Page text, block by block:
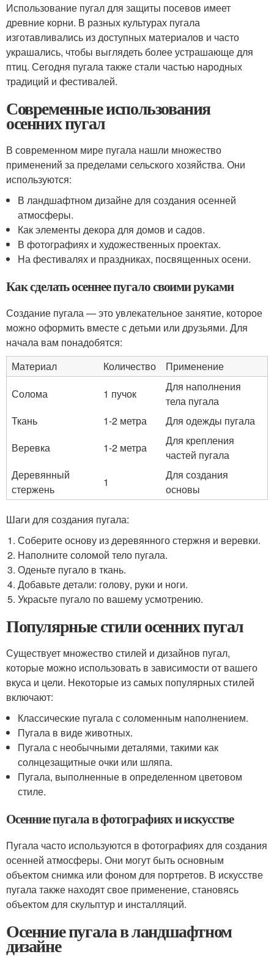
Использование пугал для защиты посевов имеет
древние корни. В разных культурах пугала
изготавливались из доступных материалов и часто
украшались, чтобы выглядеть более устрашающе для
птиц. Сегодня пугала также стали частью народных
традиций и фестивалей.
Современные использования
осенних пугал
В современном мире пугала нашли множество
применений за пределами сельского хозяйства. Они
используются:
В ландшафтном дизайне для создания осенней
атмосферы.
Как элементы декора для домов и садов.
В фотографиях и художественных проектах.
На фестивалях и праздниках, посвященных осени.
Как сделать осеннее пугало своими руками
Создание пугала — это увлекательное занятие, которое
можно оформить вместе с детьми или друзьями. Для
начала вам понадобятся:
Материал
Количество
Применение
Солома
1 пучок
Для наполнения
тела пугала
Ткань
1-2 метра
Для одежды пугала
Веревка
1-2 метра
Для крепления
частей пугала
Деревянный
стержень
1
Для создания
основы
Шаги для создания пугала:
Соберите основу из деревянного стержня и веревки.
Наполните соломой тело пугала.
Оденьте пугало в ткань.
Добавьте детали: голову, руки и ноги.
Украсьте пугало по вашему усмотрению.
Популярные стили осенних пугал
Существует множество стилей и дизайнов пугал,
которые можно использовать в зависимости от вашего
вкуса и цели. Некоторые из самых популярных стилей
включают:
Классические пугала с соломенным наполнением.
Пугала в виде животных.
Пугала с необычными деталями, такими как
солнцезащитные очки или шляпа.
Пугала, выполненные в определенном цветовом
стиле.
Осенние пугала в фотографиях и искусстве
Пугала часто используются в фотографиях для создания
осенней атмосферы. Они могут быть основным
объектом снимка или фоном для портретов. В искусстве
пугала также находят свое применение, становясь
объектом для скульптур и инсталляций.
Осенние пугала в ландшафтном
дизайне